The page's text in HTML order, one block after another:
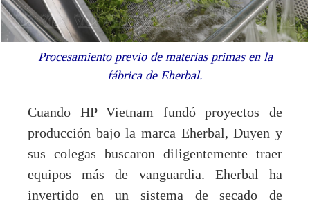
Procesamiento previo de materias primas en la
fábrica de Eherbal.
Cuando HP Vietnam fundó proyectos de
producción bajo la marca Eherbal, Duyen y
sus colegas buscaron diligentemente traer
equipos más de vanguardia. Eherbal ha
invertido en un sistema de secado de